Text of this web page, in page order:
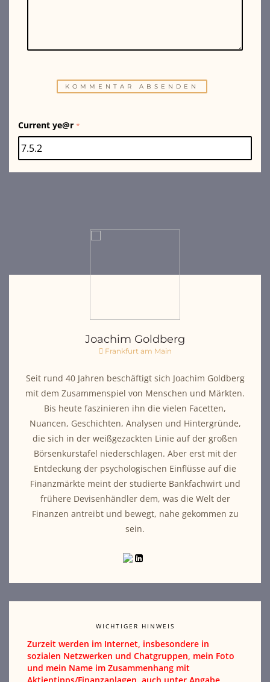
Current ye@r *
Joachim Goldberg
Frankfurt am Main
Seit rund 40 Jahren beschäftigt sich Joachim Goldberg
mit dem Zusammenspiel von Menschen und Märkten.
Bis heute faszinieren ihn die vielen Facetten,
Nuancen, Geschichten, Analysen und Hintergründe,
die sich in der weißgezackten Linie auf der großen
Börsenkurstafel niederschlagen. Aber erst mit der
Entdeckung der psychologischen Einflüsse auf die
Finanzmärkte meint der studierte Bankfachwirt und
frühere Devisenhändler dem, was die Welt der
Finanzen antreibt und bewegt, nahe gekommen zu
sein.
WICHTIGER HINWEIS
Zurzeit werden im Internet, insbesondere in
sozialen Netzwerken und Chatgruppen, mein Foto
und mein Name im Zusammenhang mit